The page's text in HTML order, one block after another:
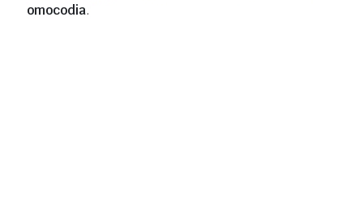
omocodia.